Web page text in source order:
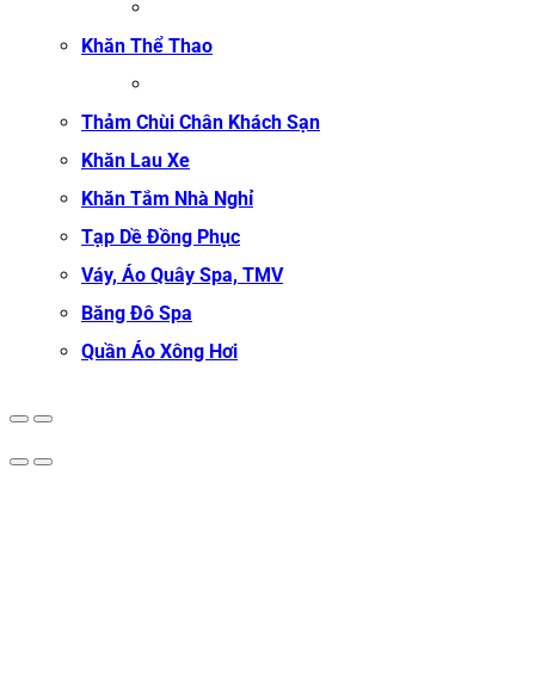
Khăn Thể Thao
Thảm Chùi Chân Khách Sạn
Khăn Lau Xe
Khăn Tắm Nhà Nghỉ
Tạp Dề Đồng Phục
Váy, Áo Quây Spa, TMV
Băng Đô Spa
Quần Áo Xông Hơi